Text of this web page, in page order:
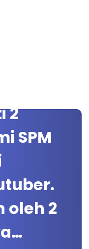
2
SPM
oleh 2